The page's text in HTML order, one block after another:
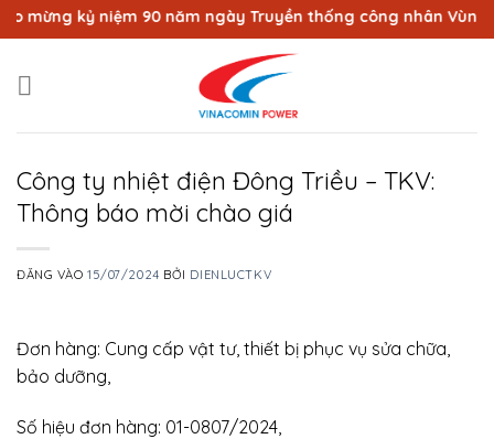
Bỏ
qua
dung
mừng kỷ niệm 90 năm ngày Truyền thống công nhân Vùng
Công ty nhiệt điện Đông Triều – TKV:
Thông báo mời chào giá
ĐĂNG VÀO15/07/2024 BỞI DIENLUCTKV
Đơn hàng: Cung cấp vật tư, thiết bị phục vụ sửa chữa,
bảo dưỡng,
Số hiệu đơn hàng: 01-0807/2024,